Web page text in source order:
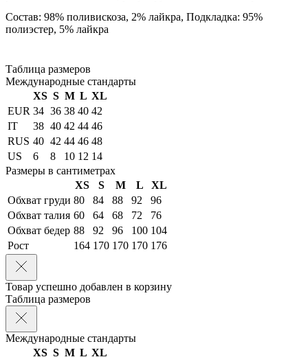
Состав: 98% поливискоза, 2% лайкра, Подкладка: 95%
полиэстер, 5% лайкра
Таблица размеров
Международные стандарты
XS S M L XL
EUR 34 36 38 40 42
IT
38 40 42 44 46
RUS 40 42 44 46 48
US
6 8 10 12 14
Размеры в сантиметрах
XS
S M L
XL
Обхват груди 80 84 88 92
96
Обхват талия 60 64 68 72
76
Обхват бедер 88 92 96 100 104
Рост
164 170 170 170 176
Товар успешно добавлен в корзину
Таблица размеров
Международные стандарты
XS S M L XL